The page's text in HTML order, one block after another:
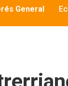
General